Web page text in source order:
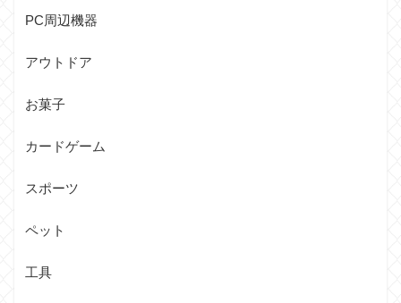
PC周辺機器
アウトドア
お菓子
カードゲーム
スポーツ
ペット
工具